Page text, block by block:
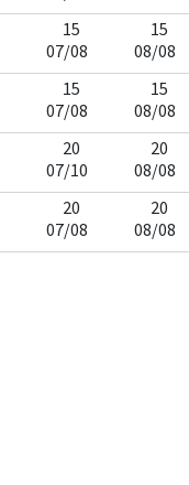
15
07/08
15
08/08
15
07/08
15
08/08
20
07/10
20
08/08
20
07/08
20
08/08